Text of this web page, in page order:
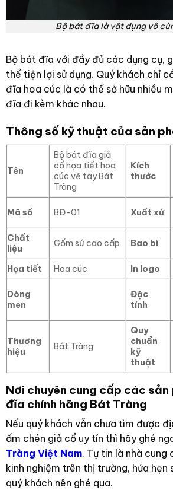
Bộ bát đĩa là vật dụng vô
Bộ bát đĩa với đầy đủ các dụng cụ,
thể tiện lợi sử dụng. Quý khách chỉ
đĩa hoa cúc là có thể sở hữu nhiều
đĩa đi kèm khác nhau.
Thông số kỹ thuật của sản
Tên
Bộ bát đĩa giả
cổ họa tiết hoa
cúc vẽ tay Bát
Tràng
Kích
thước
Mã số BĐ-01 Xuất xứ
Chất
liệu
Gốm sứ cao cấp Bao bì
Họa tiết
Hoa cúc In logo
Dòng
men
Đặc
tính
Thương
hiệu
Bát Tràng
Quy
chuẩn
kỹ
thuật
Nơi chuyên cung cấp các
đĩa chính hãng Bát Tràng
Nếu quý khách vẫn chưa tìm được
ấm chén giả cổ uy tín thì hãy ghé
Tràng Việt Nam. Tự tin là nhà cung
kinh nghiệm trên thị trường, hứa hẹn
quý khách nên ghé qua.